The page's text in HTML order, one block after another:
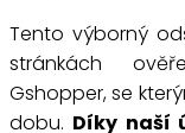
Tento výborný
stránkách
Gshopper, se
dobu. Díky naší